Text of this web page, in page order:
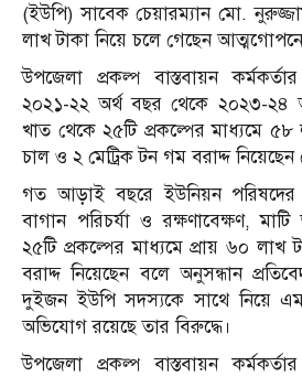
(ইউপি) সাবেক চেয়ারম্যান মো.
লাখ টাকা নিয়ে চলে গেছেন
উপজেলা প্রকল্প বাস্তবায়ন
২০২১-২২ অর্থ বছর থেকে ২০২৩-২৪
খাত থেকে ২৫টি প্রকল্পের মাধ্যমে ৫৮
চাল ও ২ মেট্রিক টন গম বরাদ্দ নিয়েছেন
গত আড়াই বছরে ইউনিয়ন পরিষদের
বাগান পরিচর্যা ও রক্ষণাবেক্ষণ,
২৫টি প্রকল্পের মাধ্যমে প্রায় ৬০ লাখ
বরাদ্দ নিয়েছেন বলে অনুসন্ধান
দুইজন ইউপি সদস্যকে সাথে নিয়ে
অভিযোগ রয়েছে তার বিরুদ্ধে।
উপজেলা প্রকল্প বাস্তবায়ন